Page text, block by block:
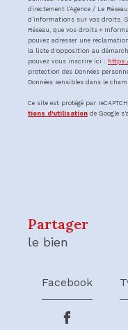
directement l’Agence / Le
d’informations sur vos droits.
Réseau, que vos droits «
pouvez adresser une
la liste d'opposition au
pouvez vous inscrire ici :
protection des Données
Données sensibles dans le
Ce site est protégé par
tions d'utilisation de Google
partager
le bien
Facebook